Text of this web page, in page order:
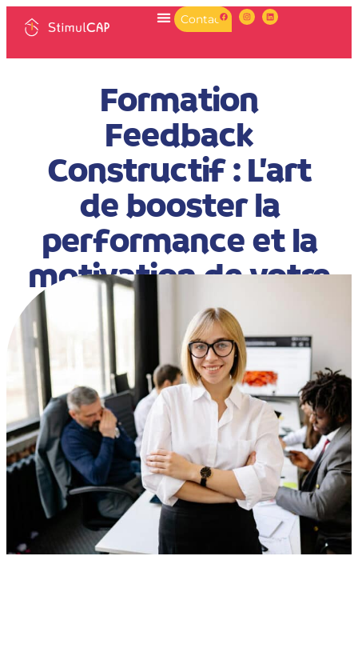
Contact
Formation
Feedback
Constructif : L’art
de booster la
performance et la
motivation de votre
équipe
DELPHINE DE COURVILLE
MAI 13, 2025